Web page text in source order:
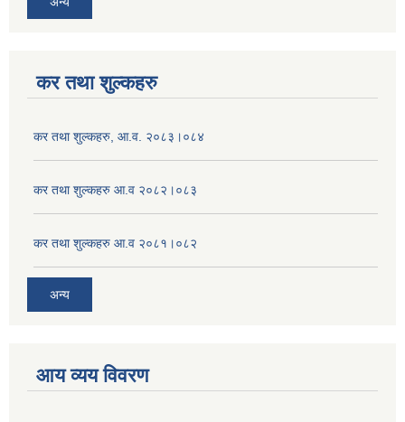
कर तथा शुल्कहरु
कर तथा शुल्कहरु, आ.व. २०८३।०८४
कर तथा शुल्कहरु आ.व २०८२।०८३
कर तथा शुल्कहरु आ.व २०८१।०८२
अन्य
आय व्यय विवरण